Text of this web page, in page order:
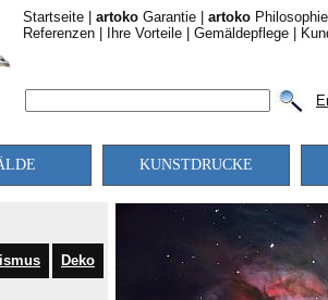
Startseite artoko Garantie artoko Philosophie
Referenzen
Ihre Vorteile Gemäldepflege
KUNSTDRUCKE
Deko